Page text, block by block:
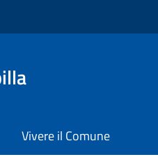
Vivere il Comune